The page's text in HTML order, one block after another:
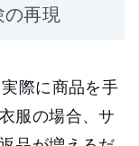
再現
際に商品を手
服の場合、サ